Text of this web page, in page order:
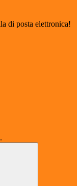
di posta elettronica!